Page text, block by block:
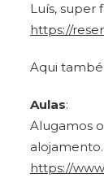
Luís, super
https://
Aqui
Aulas:
Alugamos
alojamento.
https://